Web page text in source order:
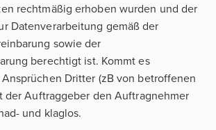
rechtmäßig erhoben wurden und der
Datenverarbeitung gemäß der
sowie der
berechtigt ist. Kommt es
Dritter (zB von betroffenen
der Auftraggeber den Auftragnehmer
und klaglos.